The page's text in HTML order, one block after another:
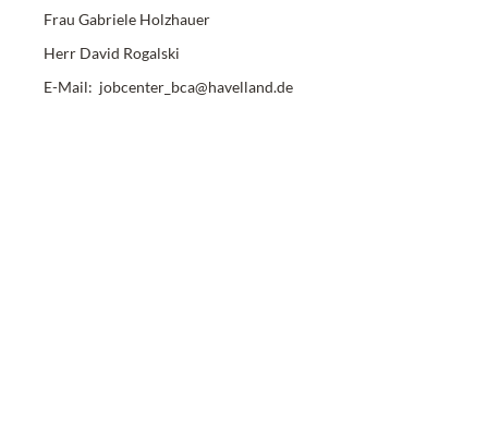
Frau Gabriele Holzhauer
Herr David Rogalski
E-Mail: jobcenter_bca@havelland.de